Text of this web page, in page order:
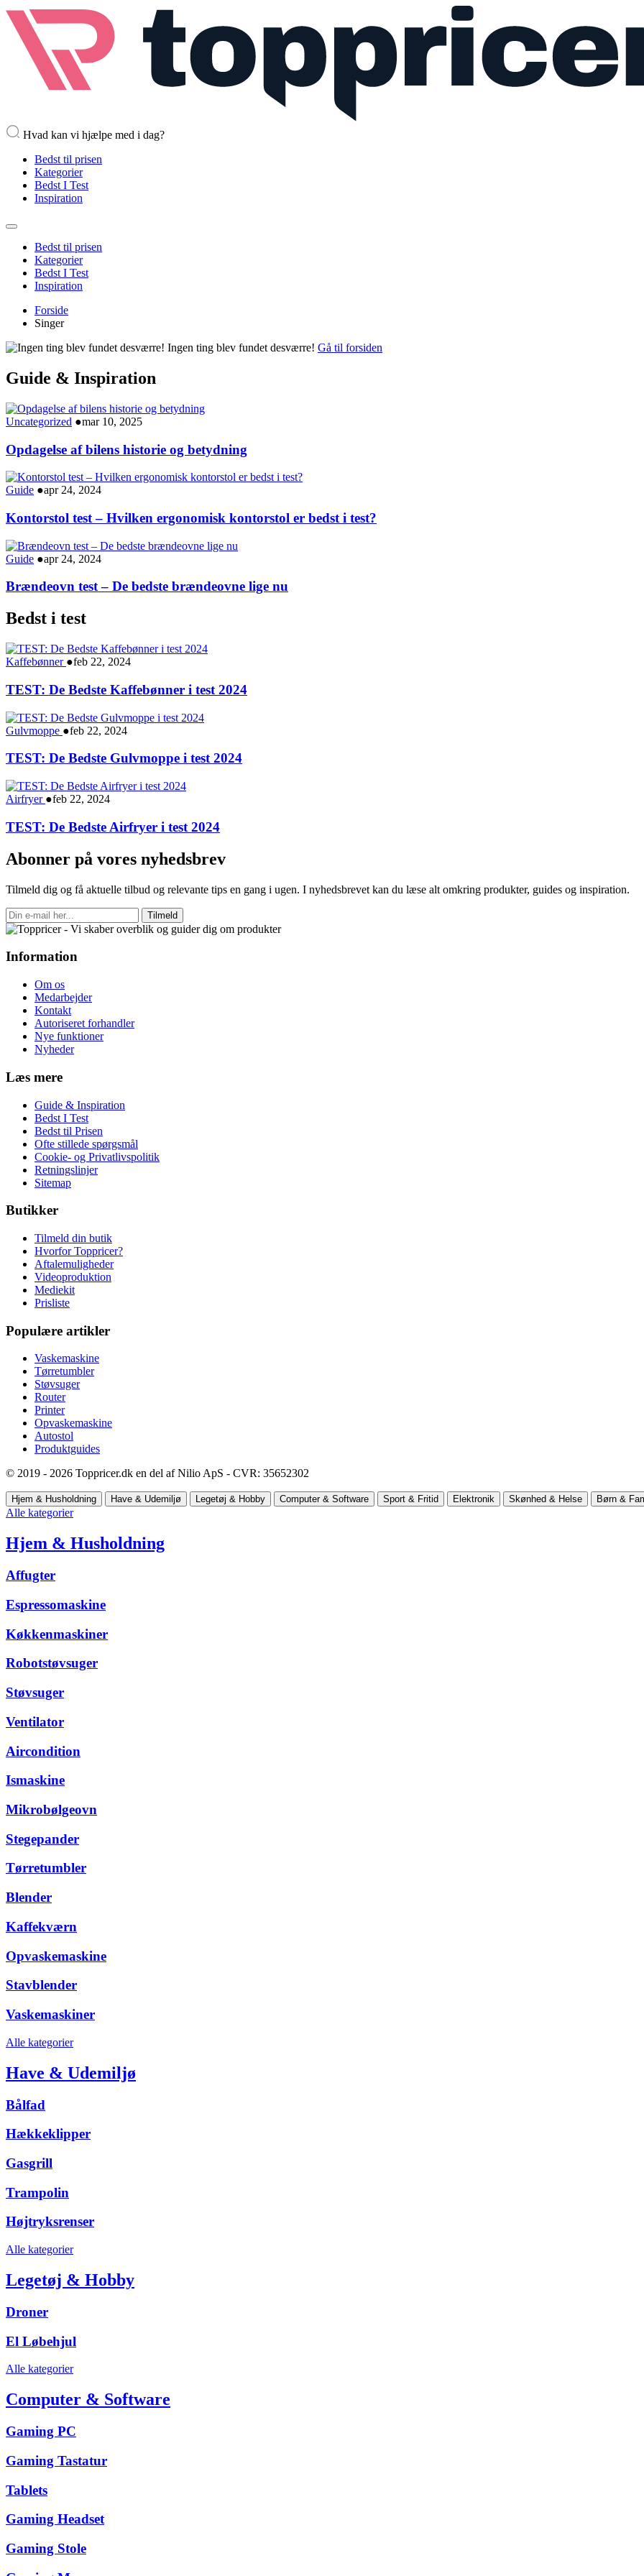
Hvad kan vi hjælpe med i dag?
Bedst til prisen
Kategorier
Bedst I Test
Inspiration
Bedst til prisen
Kategorier
Bedst I Test
Inspiration
Forside
Singer
Ingen ting blev fundet desværre! Gå til forsiden
Guide & Inspiration
Uncategorized ●mar 10, 2025
Opdagelse af bilens historie og betydning
Guide ●apr 24, 2024
Kontorstol test – Hvilken ergonomisk kontorstol er bedst i test?
Guide ●apr 24, 2024
Brændeovn test – De bedste brændeovne lige nu
Bedst i test
Kaffebønner ●feb 22, 2024
TEST: De Bedste Kaffebønner i test 2024
Gulvmoppe ●feb 22, 2024
TEST: De Bedste Gulvmoppe i test 2024
Airfryer ●feb 22, 2024
TEST: De Bedste Airfryer i test 2024
Abonner på vores nyhedsbrev
Tilmeld dig og få aktuelle tilbud og relevante tips en gang i ugen. I nyhedsbrevet kan du læse alt omkring produkter, guides og inspiration.
Tilmeld
Information
Om os
Medarbejder
Kontakt
Autoriseret forhandler
Nye funktioner
Nyheder
Læs mere
Guide & Inspiration
Bedst I Test
Bedst til Prisen
Ofte stillede spørgsmål
Cookie- og Privatlivspolitik
Retningslinjer
Sitemap
Butikker
Tilmeld din butik
Hvorfor Toppricer?
Aftalemuligheder
Videoproduktion
Mediekit
Prisliste
Populære artikler
Vaskemaskine
Tørretumbler
Støvsuger
Router
Printer
Opvaskemaskine
Autostol
Produktguides
© 2019 - 2026 Toppricer.dk en del af Nilio ApS - CVR: 35652302
Hjem & Husholdning Have & Udemiljø Legetøj & Hobby Computer & Software Sport & Fritid Elektronik Skønhed & Helse Børn &
Alle kategorier
Hjem & Husholdning
Affugter
Espressomaskine
Køkkenmaskiner
Robotstøvsuger
Støvsuger
Ventilator
Aircondition
Ismaskine
Mikrobølgeovn
Stegepander
Tørretumbler
Blender
Kaffekværn
Opvaskemaskine
Stavblender
Vaskemaskiner
Alle kategorier
Have & Udemiljø
Bålfad
Hækkeklipper
Gasgrill
Trampolin
Højtryksrenser
Alle kategorier
Legetøj & Hobby
Droner
El Løbehjul
Alle kategorier
Computer & Software
Gaming PC
Gaming Tastatur
Tablets
Gaming Headset
Gaming Stole